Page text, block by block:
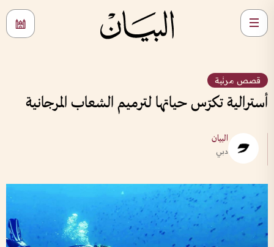
قصص مرئية
أسترالية تكرّس حياتها لترميم الشعاب المرجانية
البيان
دبي